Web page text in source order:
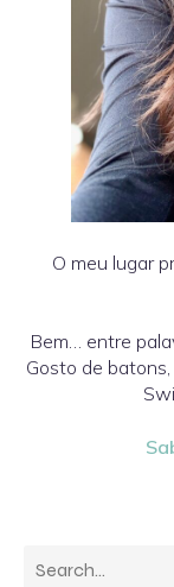
O meu lugar
Bem… entre
Gosto de